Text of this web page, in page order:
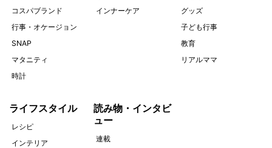
コスパブランド
行事・オケージョン
SNAP
マタニティ
時計
インナーケア
グッズ
子ども行事
教育
リアルママ
ライフスタイル
レシピ
インテリア
読み物・インタビ
ュー
連載